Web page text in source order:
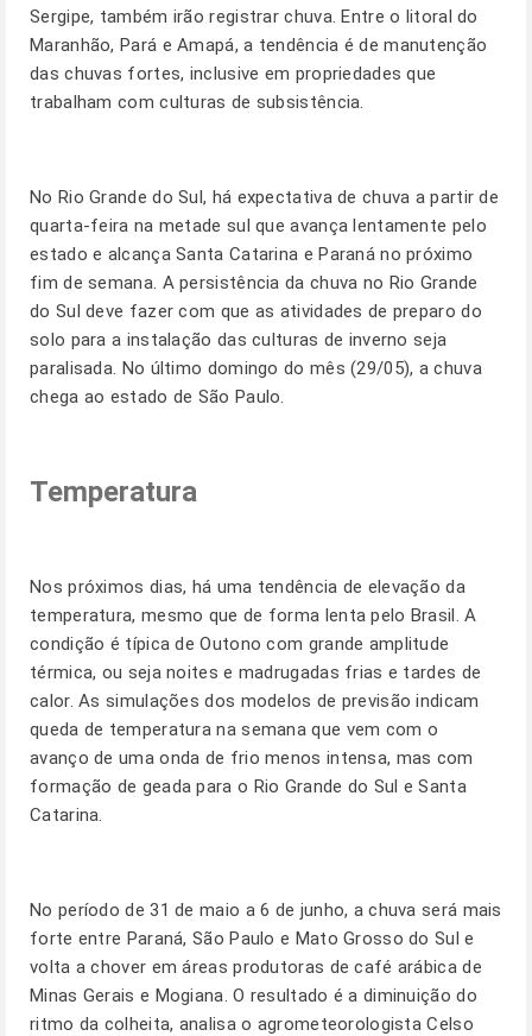
Sergipe, também irão registrar chuva. Entre o litoral do
Maranhão, Pará e Amapá, a tendência é de manutenção
das chuvas fortes, inclusive em propriedades que
trabalham com culturas de subsistência.
No Rio Grande do Sul, há expectativa de chuva a partir de
quarta-feira na metade sul que avança lentamente pelo
estado e alcança Santa Catarina e Paraná no próximo
fim de semana. A persistência da chuva no Rio Grande
do Sul deve fazer com que as atividades de preparo do
solo para a instalação das culturas de inverno seja
paralisada. No último domingo do mês (29/05), a chuva
chega ao estado de São Paulo.
Temperatura
Nos próximos dias, há uma tendência de elevação da
temperatura, mesmo que de forma lenta pelo Brasil. A
condição é típica de Outono com grande amplitude
térmica, ou seja noites e madrugadas frias e tardes de
calor. As simulações dos modelos de previsão indicam
queda de temperatura na semana que vem com o
avanço de uma onda de frio menos intensa, mas com
formação de geada para o Rio Grande do Sul e Santa
Catarina.
No período de 31 de maio a 6 de junho, a chuva será mais
forte entre Paraná, São Paulo e Mato Grosso do Sul e
volta a chover em áreas produtoras de café arábica de
Minas Gerais e Mogiana. O resultado é a diminuição do
ritmo da colheita, analisa o agrometeorologista Celso